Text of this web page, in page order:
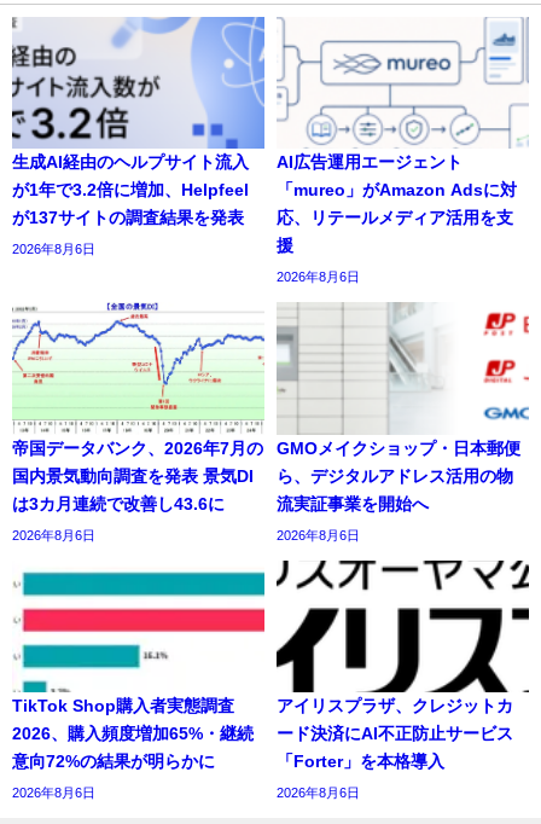
生成AI経由のヘルプサイト流入
が1年で3.2倍に増加、Helpfeel
が137サイトの調査結果を発表
2026年8月6日
AI広告運用エージェント
「mureo」がAmazon Adsに対
応、リテールメディア活用を支
援
2026年8月6日
帝国データバンク、2026年7月の
国内景気動向調査を発表 景気DI
は3カ月連続で改善し43.6に
2026年8月6日
GMOメイクショップ・日本郵便
ら、デジタルアドレス活用の物
流実証事業を開始へ
2026年8月6日
TikTok Shop購入者実態調査
2026、購入頻度増加65%・継続
意向72%の結果が明らかに
2026年8月6日
アイリスプラザ、クレジットカ
ード決済にAI不正防止サービス
「Forter」を本格導入
2026年8月6日